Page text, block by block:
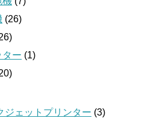
(26)
ター (1)
ジェットプリンター (3)